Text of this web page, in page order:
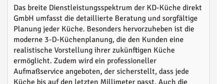
Das breite Dienstleistungsspektrum der KD-Küche direkt
GmbH umfasst die detaillierte Beratung und sorgfältige
Planung jeder Küche. Besonders hervorzuheben ist die
moderne 3-D-Küchenplanung, die den Kunden eine
realistische Vorstellung ihrer zukünftigen Küche
ermöglicht. Zudem wird ein professioneller
Aufmaßservice angeboten, der sicherstellt, dass jede